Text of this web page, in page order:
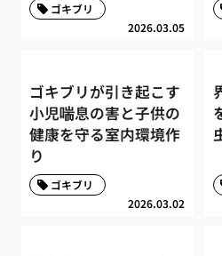
2026.03.05
ゴキブリ
ゴキブリが引き起こす
小児喘息の害と子供の
健康を守る室内環境作
り
2026.03.02
ゴキブリ